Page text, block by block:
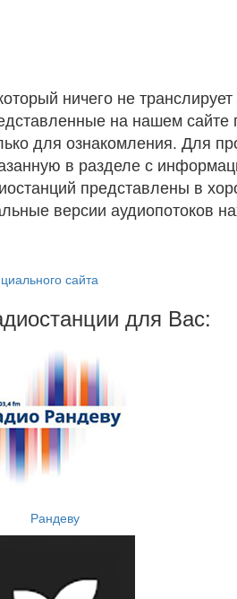
ничего не транслирует
на нашем сайте
для ознакомления. Для
в разделе с
представлены в
версии аудиопотоков
сайта
для Вас:
Рандеву